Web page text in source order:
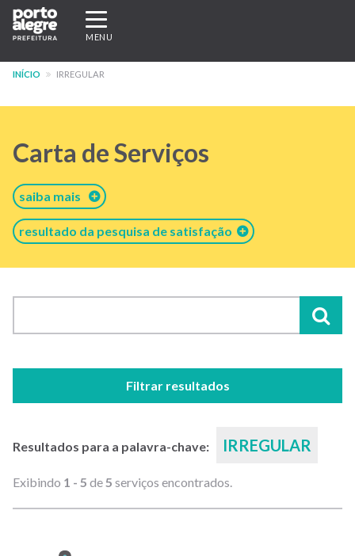
Pular
para
conteúdo
Expandir/recolher
navegação
MENU
INÍCIO IRREGULAR
Carta de Serviços
saiba mais
resultado da pesquisa de satisfação
Filtrar resultados
Resultados para a palavra-chave: IRREGULAR
Exibindo 1 - 5 de5 serviços encontrados.